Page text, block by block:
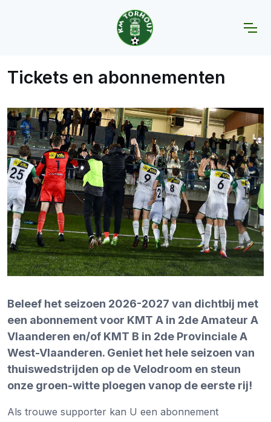
Tickets en abonnementen
Tickets en abonnementen
Beleef het seizoen 2026-2027 van dichtbij met
een abonnement voor KMT A in 2de Amateur A
Vlaanderen en/of KMT B in 2de Provinciale A
West-Vlaanderen. Geniet het hele seizoen van
thuiswedstrijden op de Velodroom en steun
onze groen-witte ploegen vanop de eerste rij!
Als trouwe supporter kan U een abonnement